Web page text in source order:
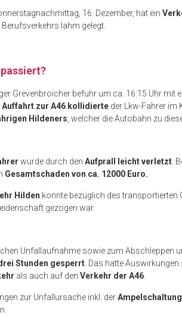
16. Dezember, hat ein
Berufsverkehrs lahm gelegt.
Grevenbroicher befuhr um ca. 16:15 Uhr mit
Auffahrt zur A46 kollidierte der Lkw-Fahrer im
Hildeners , welcher die Autobahn zu
wurde durch den Aufprall leicht verletzt .
Gesamtschaden von ca. 12000 Euro.
Hilden konnte bezüglich des transportierten
gezogen war.
Unfallaufnahme sowie zum Abschleppen
Stunden gesperrt . Das hatte
als auch auf den Verkehr der A46
zur Unfallursache inkl. derAmpelschaltung